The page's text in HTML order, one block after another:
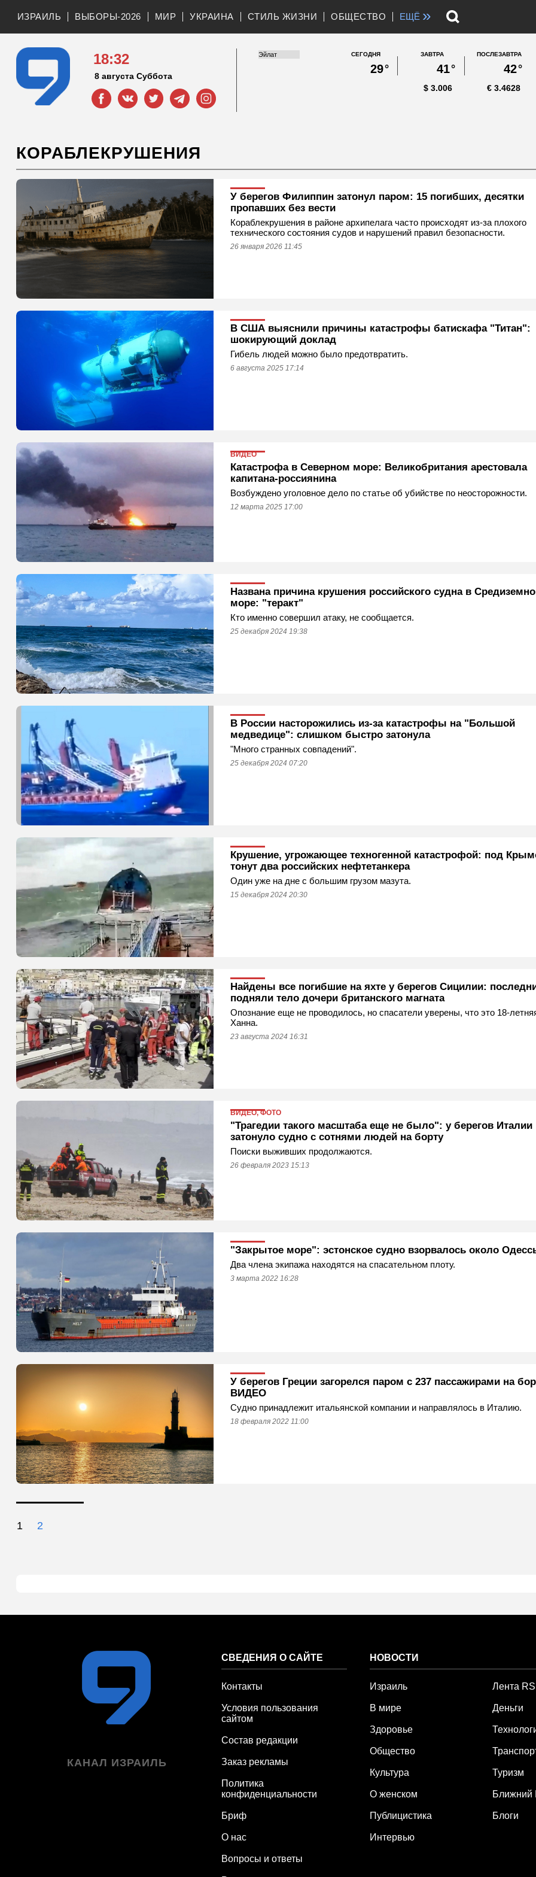
ИЗРАИЛЬ ВЫБОРЫ-2026 МИР УКРАИНА СТИЛЬ ЖИЗНИ ОБЩЕСТВО ЕЩЁ »
18:32
8 августа Суббота
СЕГОДНЯ
29°
ЗАВТРА
41°
ПОСЛЕЗАВТРА
42°
3.006
$ 3.4628
€
КОРАБЛЕКРУШЕНИЯ
У берегов Филиппин затонул паром: 15 погибших, десятки
пропавших без вести
Кораблекрушения в районе архипелага часто происходят из‑за плохого
технического состояния судов и нарушений правил безопасности.
26 января 2026 11:45
В США выяснили причины катастрофы батискафа "Титан":
шокирующий доклад
Гибель людей можно было предотвратить.
6 августа 2025 17:14
ВИДЕО
Катастрофа в Северном море: Великобритания арестовала
капитана-россиянина
Возбуждено уголовное дело по статье об убийстве по неосторожности.
12 марта 2025 17:00
Названа причина крушения российского судна в
море: "теракт"
Кто именно совершил атаку, не сообщается.
25 декабря 2024 19:38
В России насторожились из-за катастрофы на "Большой
медведице": слишком быстро затонула
"Много странных совпадений".
25 декабря 2024 07:20
Крушение, угрожающее техногенной катастрофой: под
тонут два российских нефтетанкера
Один уже на дне с большим грузом мазута.
15 декабря 2024 20:30
Найдены все погибшие на яхте у берегов Сицилии:
подняли тело дочери британского магната
Опознание еще не проводилось, но спасатели уверены, что это 18-
Ханна.
23 августа 2024 16:31
ВИДЕО, ФОТО
"Трагедии такого масштаба еще не было": у берегов Италии
затонуло судно с сотнями людей на борту
Поиски выживших продолжаются.
26 февраля 2023 15:13
"Закрытое море": эстонское судно взорвалось около
Два члена экипажа находятся на спасательном плоту.
3 марта 2022 16:28
У берегов Греции загорелся паром с 237 пассажирами на
ВИДЕО
Судно принадлежит итальянской компании и направлялось в Италию.
18 февраля 2022 11:00
1 2
КАНАЛ ИЗРАИЛЬ
СВЕДЕНИЯ О САЙТЕ
Контакты
Условия пользования
сайтом
Состав редакции
Заказ рекламы
Политика
конфиденциальности
Бриф
О нас
Вопросы и ответы
НОВОСТИ
Израиль Лента
В мире Деньги
Здоровье
Общество
Культура Туризм
О женском Ближний
Публицистика Блоги
Интервью